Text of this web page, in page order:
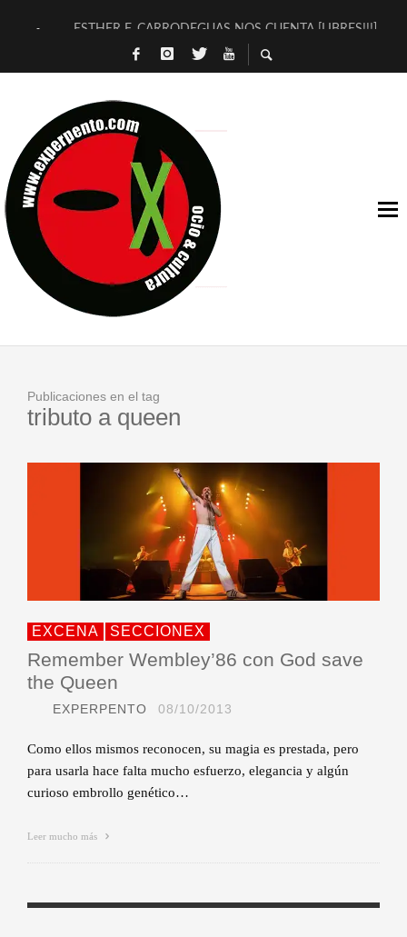
ESTHER F. CARRODEGUAS NOS CUENTA [LIBRES!!!]
[TERRA DE GUAPES] DE SANDRA MONFORT
TIMBRE 4, LA ESCUELA DEL DIRECTOR TEATRAL CLAUDIO
30 AÑOS (NO ES NADA) DE LA KATARSIS DEL TOMATAZO
MILITARES JUDÍAS EN #EXVITA
D’BALDOMEROS REINVENTAN [BITÁCORA 3.0] EN EXVITA
MARSHALL FLASH PRESENTA EN EXVITA [RELATIVA
JOFRE BARDAGÍ EN EXVITA INTERPRETANDO A SERRAT
Publicaciones en el tag
tributo a queen
EXCENA SECCIONEX
Remember Wembley’86 con God save
the Queen
EXPERPENTO 08/10/2013
Como ellos mismos reconocen, su magia es prestada, pero
para usarla hace falta mucho esfuerzo, elegancia y algún
curioso embrollo genético…
Leer mucho más